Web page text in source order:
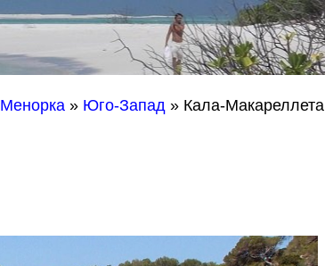
Менорка » Юго-Запад » Кала-Макареллета